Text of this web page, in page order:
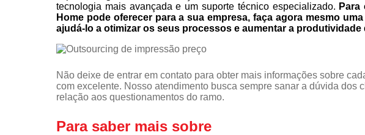
tecnologia mais avançada e um suporte técnico especializado.
Home pode oferecer para a sua empresa, faça agora mesmo
ajudá-lo a otimizar os seus processos e aumentar a produtividade
Não deixe de entrar em contato para obter mais informações sobre
com excelente. Nosso atendimento busca sempre sanar a dúvida dos
relação aos questionamentos do ramo.
Para saber mais sobre